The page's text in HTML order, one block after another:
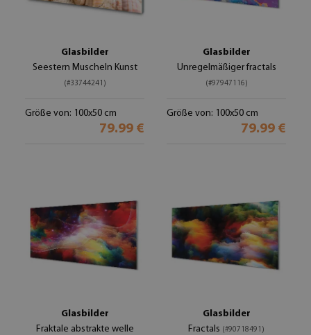
Glasbilder
Seestern Muscheln Kunst
(#33744241)
Größe von: 100x50 cm
79.99 €
Glasbilder
Unregelmäßiger fractals
(#97947116)
Größe von: 100x50 cm
79.99 €
Glasbilder
Fraktale abstrakte welle
Glasbilder
Fractals (#90718491)